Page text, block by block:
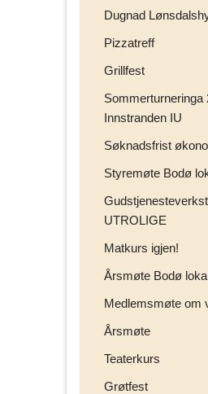
Dugnad
Pizzatreff
Grillfest
Sommerturneringa
Innstranden IU
Søknadsfrist
Styremøte Bodø
UTROLIGE
Matkurs igjen!
Årsmøte Bodø
Medlemsmøte om
Årsmøte
Teaterkurs
Grøtfest